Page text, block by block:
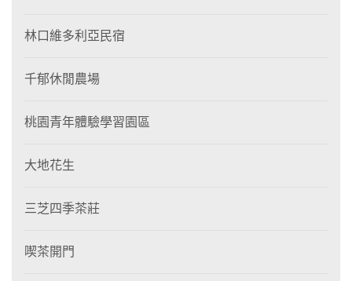
林口維多利亞民宿
千郁休閒農場
桃園青年體驗學習園區
大地花生
三芝四季茶莊
喫茶開門